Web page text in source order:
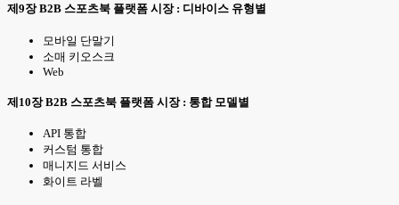
제9장 B2B 스포츠북 플랫폼 시장 : 디바이스 유형별
모바일 단말기
소매 키오스크
Web
제10장 B2B 스포츠북 플랫폼 시장 : 통합 모델별
API 통합
커스텀 통합
매니지드 서비스
화이트 라벨